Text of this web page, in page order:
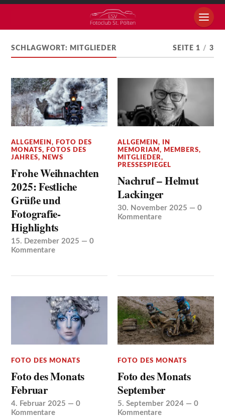
SCHLAGWORT: MITGLIEDER SEITE 1 / 3
ALLGEMEIN,
FOTO DES
MONATS,
FOTOS DES
JAHRES, NEWS
Frohe Weihnachten
2025: Festliche
Grüße und
Fotografie-
Highlights
15. Dezember 2025 —0
Kommentare
ALLGEMEIN,
IN
MEMORIAM, MEMBERS,
MITGLIEDER,
PRESSESPIEGEL
Nachruf – Helmut
Lackinger
30. November 2025 —0
Kommentare
FOTO DES MONATS
Foto des Monats
Februar
4. Februar 2025 —0
Kommentare
FOTO DES MONATS
Foto des Monats
September
5. September 2024 —0
Kommentare